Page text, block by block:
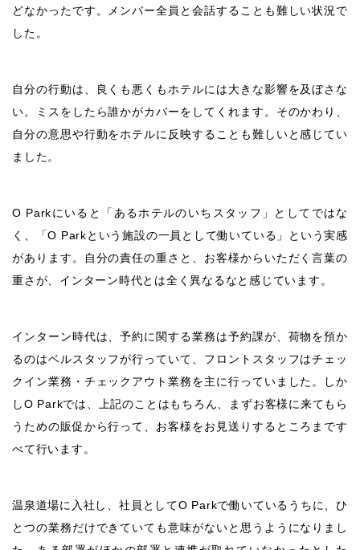
どなかったです。メンバー全員と会話することも難しい状況で
した。
自分の行動は、良くも悪くもホテルには大きな影響を及ぼさな
い。ミスをしたら誰かがカバーをしてくれます。そのかわり、
自分の意思や行動をホテルに反映することも難しいと感じてい
ました。
O Parkにいると「あるホテルのいちスタッフ」としてではな
く、「O Parkという施設の一員として働いている」という実感
があります。自分の責任の重さと、お客様からいただく言葉の
重さが、インターン時代とは全く異なるなと感じています。
インターン時代は、予約に関する業務は予約課が、荷物を預か
るのはベルスタッフが行っていて、フロントスタッフはチェッ
クイン業務・チェックアウト業務を主に行っていました。しか
しO Parkでは、上記のことはもちろん、まずお客様に来てもら
うための販促から行って、お客様をお見送りするところまです
べて行います。
温泉道場に入社し、社員としてO Parkで働いているうちに、ひ
とつの業務だけできていても意味がないと思うようになりまし